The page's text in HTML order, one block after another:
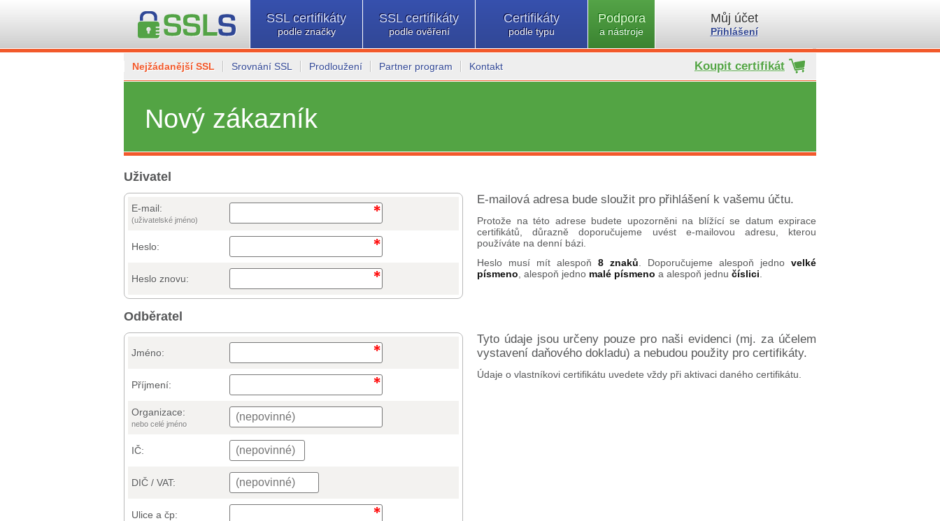
SSL certifikáty
podle značky
SSL certifikáty
podle ověření
Certifikáty
podle typu
Podpora
a nástroje
Můj účet
Přihlášení
Nejžádanější SSL Srovnání SSL Prodloužení Partner program Kontakt Koupit certifikát
Nový zákazník
Uživatel
E-mail:
(uživatelské jméno)
Heslo:
Heslo znovu:
E-mailová adresa bude sloužit pro přihlášení k vašemu účtu.
Protože na této adrese budete upozorněni na blížící se datum expirace
certifikátů, důrazně doporučujeme uvést e-mailovou adresu, kterou
používáte na denní bázi.
Heslo musí mít alespoň 8 znaků . Doporučujeme alespoň jedno velké
písmeno , alespoň jedno malé písmeno a alespoň jednu číslici
Odběratel
Jméno:
Příjmení:
Organizace:
nebo celé jméno
IČ:
DIČ / VAT:
Ulice a čp:
Tyto údaje jsou určeny pouze pro naši evidenci (mj. za účelem
vystavení daňového dokladu) a nebudou použity pro certifikáty.
Údaje o vlastníkovi certifikátu uvedete vždy při aktivaci daného certifikátu.